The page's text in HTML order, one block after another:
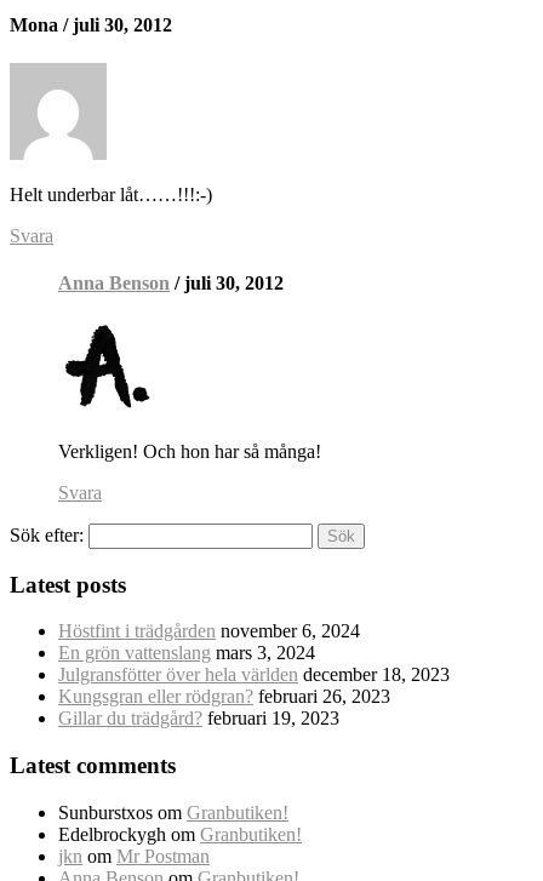
Mona / juli 30, 2012
Helt underbar låt……!!!:-)
Svara
Anna Benson / juli 30, 2012
Verkligen! Och hon har så många!
Svara
Sök efter:
Latest posts
Höstfint i trädgården november 6, 2024
En grön vattenslang mars 3, 2024
Julgransfötter över hela världen december 18, 2023
Kungsgran eller rödgran? februari 26, 2023
Gillar du trädgård? februari 19, 2023
Latest comments
Sunburstxos om Granbutiken!
Edelbrockygh om Granbutiken!
jkn om Mr Postman